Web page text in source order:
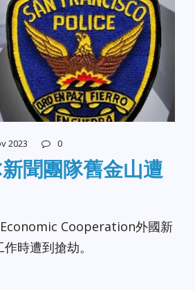
2023 0
聞團隊舊金山遭
Cooperation外國新
時遭到搶劫。